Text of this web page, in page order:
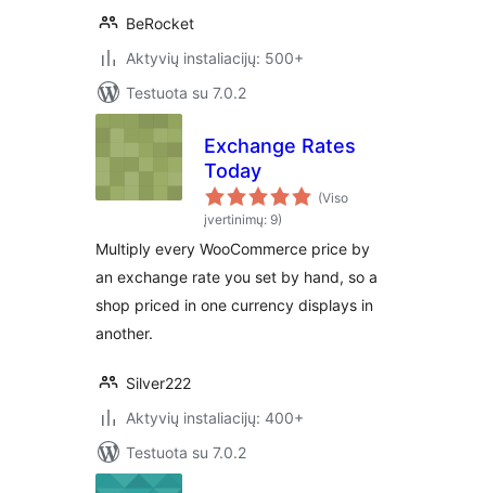
BeRocket
Aktyvių instaliacijų: 500+
Testuota su 7.0.2
Exchange Rates
Today
(Viso
įvertinimų: 9)
Multiply every WooCommerce price by
an exchange rate you set by hand, so a
shop priced in one currency displays in
another.
Silver222
Aktyvių instaliacijų: 400+
Testuota su 7.0.2